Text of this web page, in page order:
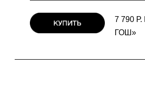
7 790
ГОШ»